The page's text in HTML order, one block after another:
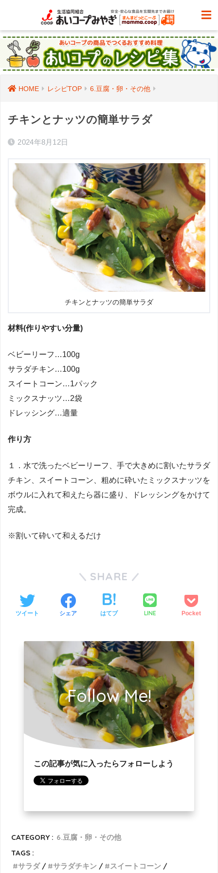
HOME レシピTOP 6.豆腐・卵・その他
チキンとナッツの簡単サラダ
2024年8月12日
チキンとナッツの簡単サラダ
材料(作りやすい分量)
ベビーリーフ…100g
サラダチキン…100g
スイートコーン…1パック
ミックスナッツ…2袋
ドレッシング…適量
作り方
１．水で洗ったベビーリーフ、手で大きめに割いたサラダ
チキン、スイートコーン、粗めに砕いたミックスナッツを
ボウルに入れて和えたら器に盛り、ドレッシングをかけて
完成。
※割いて砕いて和えるだけ
SHARE
ツイート シェア はてブ LINE Pocket
Follow Me!
この記事が気に入ったらフォローしよう
CATEGORY : 6.豆腐・卵・その他
TAGS :
サラダ
サラダチキン スイートコーン